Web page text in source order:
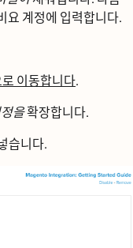
계정에 입력합니다.
이동합니다.
확장합니다.